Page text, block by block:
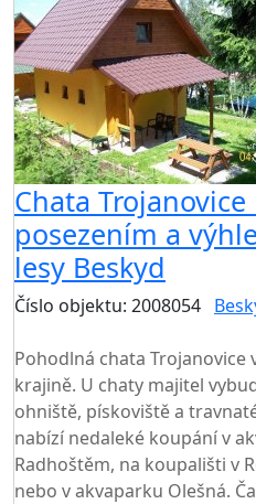
Chata Trojanovice
posezením a
lesy Beskyd
Číslo objektu: 2008054
Pohodlná chata Trojanovice
krajině. U chaty majitel
ohniště, pískoviště a
nabízí nedaleké koupání v
Radhoštěm, na koupališti v
nebo v akvaparku Olešná.